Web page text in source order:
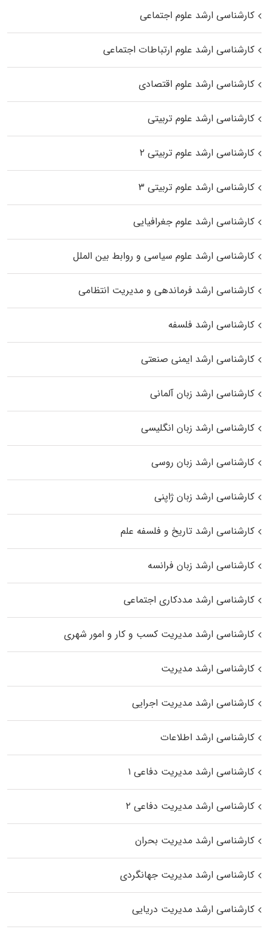
کارشناسی ارشد علوم اجتماعی
کارشناسی ارشد علوم ارتباطات اجتماعی
کارشناسی ارشد علوم اقتصادی
کارشناسی ارشد علوم تربیتی
کارشناسی ارشد علوم تربیتی ۲
کارشناسی ارشد علوم تربیتی ۳
کارشناسی ارشد علوم جغرافیایی
کارشناسی ارشد علوم سیاسی و روابط بین الملل
کارشناسی ارشد فرماندهی و مدیریت انتظامی
کارشناسی ارشد فلسفه
کارشناسی ارشد ایمنی صنعتی
کارشناسی ارشد زبان آلمانی
کارشناسی ارشد زبان انگلیسی
کارشناسی ارشد زبان روسی
کارشناسی ارشد زبان ژاپنی
کارشناسی ارشد تاریخ و فلسفه علم
کارشناسی ارشد زبان فرانسه
کارشناسی ارشد مددکاری اجتماعی
کارشناسی ارشد مدیریت کسب و کار و امور شهری
کارشناسی ارشد مدیریت
کارشناسی ارشد مدیریت اجرایی
کارشناسی ارشد اطلاعات
کارشناسی ارشد مدیریت دفاعی ۱
کارشناسی ارشد مدیریت دفاعی ۲
کارشناسی ارشد مدیریت بحران
کارشناسی ارشد مدیریت جهانگردی
کارشناسی ارشد مدیریت دریایی